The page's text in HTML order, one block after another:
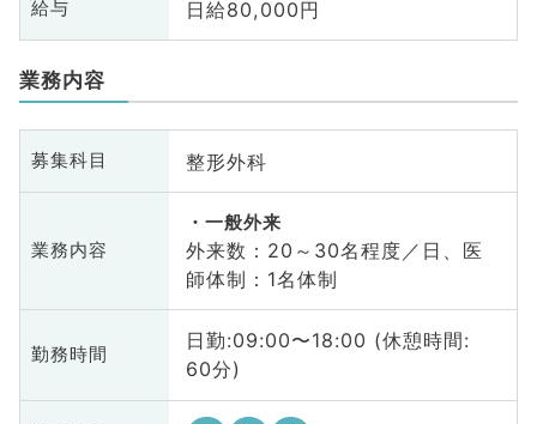
給与 日給80,000円
業務内容
募集科目 整形外科
業務内容
一般外来
外来数：20～30名程度／日、医
師体制：1名体制
勤務時間
日勤:09:00〜18:00 (休憩時間:
60分)